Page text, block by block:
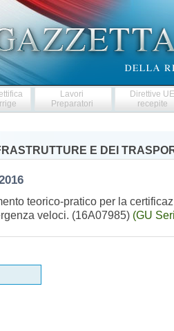
Lavori
Preparatori
Direttive
recepite
E DEI
teorico-pratico per la
veloci. (16A07985) (GU